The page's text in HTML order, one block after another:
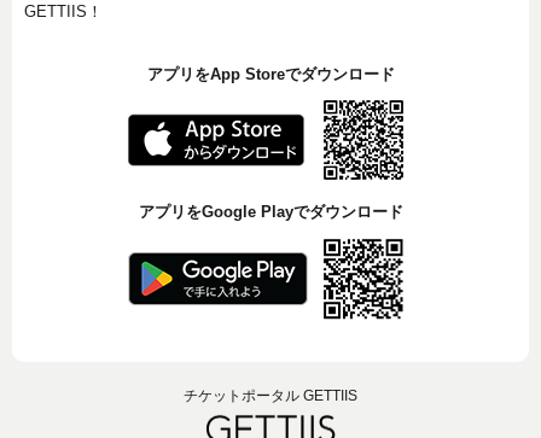
GETTIIS！
アプリをApp Storeでダウンロード
アプリをGoogle Playでダウンロード
チケットポータル GETTIIS